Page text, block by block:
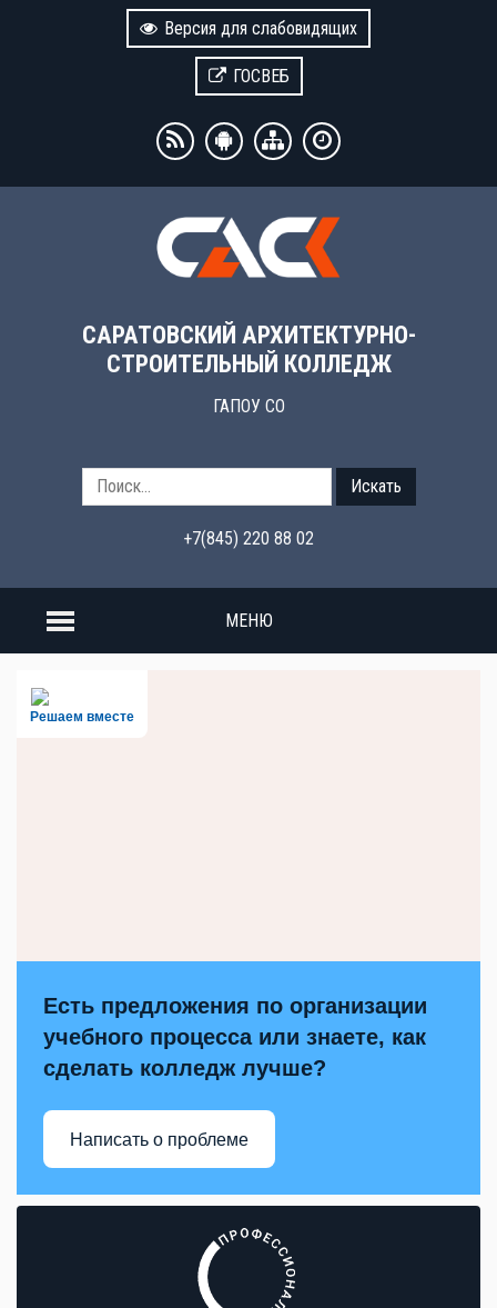
Версия для слабовидящих
ГОСВЕБ
САРАТОВСКИЙ АРХИТЕКТУРНО-
СТРОИТЕЛЬНЫЙ КОЛЛЕДЖ
ГАПОУ СО
Искать
+7(845) 220 88 02
МЕНЮ
Решаем вместе
Есть предложения по организации
учебного процесса или знаете, как
сделать колледж лучше?
Написать о проблеме